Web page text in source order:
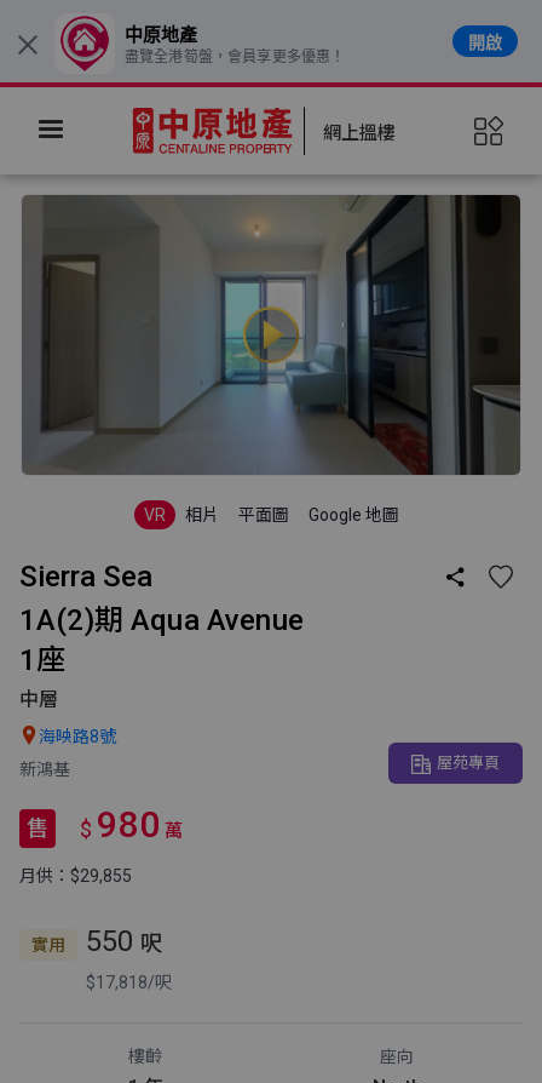
網上搵樓
VR 相片 平面圖 Google 地圖
Sierra Sea 
1A(2)期 Aqua Avenue
1座
中層
 海映路8號
新鴻基
屋苑專頁
售 $ 980 萬
月供：$29,855
實用 550 呎
$17,818/呎
樓齡 座向
× 中原地產
盡覽全港筍盤，會員享更多優惠！
開啟